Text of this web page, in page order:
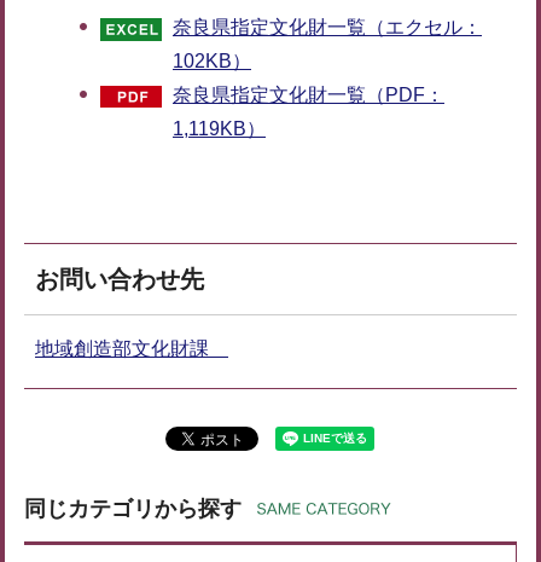
奈良県指定文化財一覧（エクセル：
102KB）
奈良県指定文化財一覧（PDF：
1,119KB）
お問い合わせ先
地域創造部文化財課
同じカテゴリから探す